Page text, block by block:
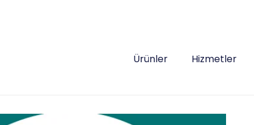
Ürünler Hizmetler